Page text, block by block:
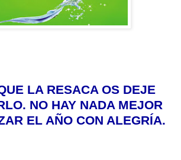
LA RESACA OS DEJE
NO HAY NADA MEJOR
EL AÑO CON ALEGRÍA.